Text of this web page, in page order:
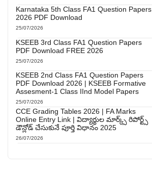
Karnataka 5th Class FA1 Question Papers
2026 PDF Download
25/07/2026
KSEEB 3rd Class FA1 Question Papers
PDF Download FREE 2026
25/07/2026
KSEEB 2nd Class FA1 Question Papers
PDF Download 2026 | KSEEB Formative
Assesment-1 Class IInd Model Papers
25/07/2026
CCE Grading Tables 2026 | FA Marks
Online Entry Link | విద్యార్థుల మార్క్స్ రిపోర్ట్స్
డౌన్లోడ్ చేసుకునే పూర్తి విధానం 2025
26/07/2026